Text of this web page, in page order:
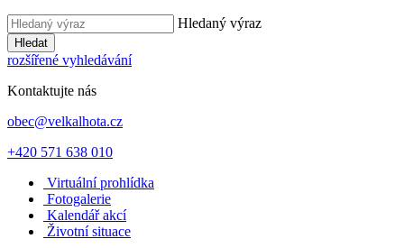
Hledaný výraz
Hledat
rozšířené vyhledávání
Kontaktujte nás
obec@velkalhota.cz
+420 571 638 010
Virtuální prohlídka
Fotogalerie
Kalendář akcí
Životní situace